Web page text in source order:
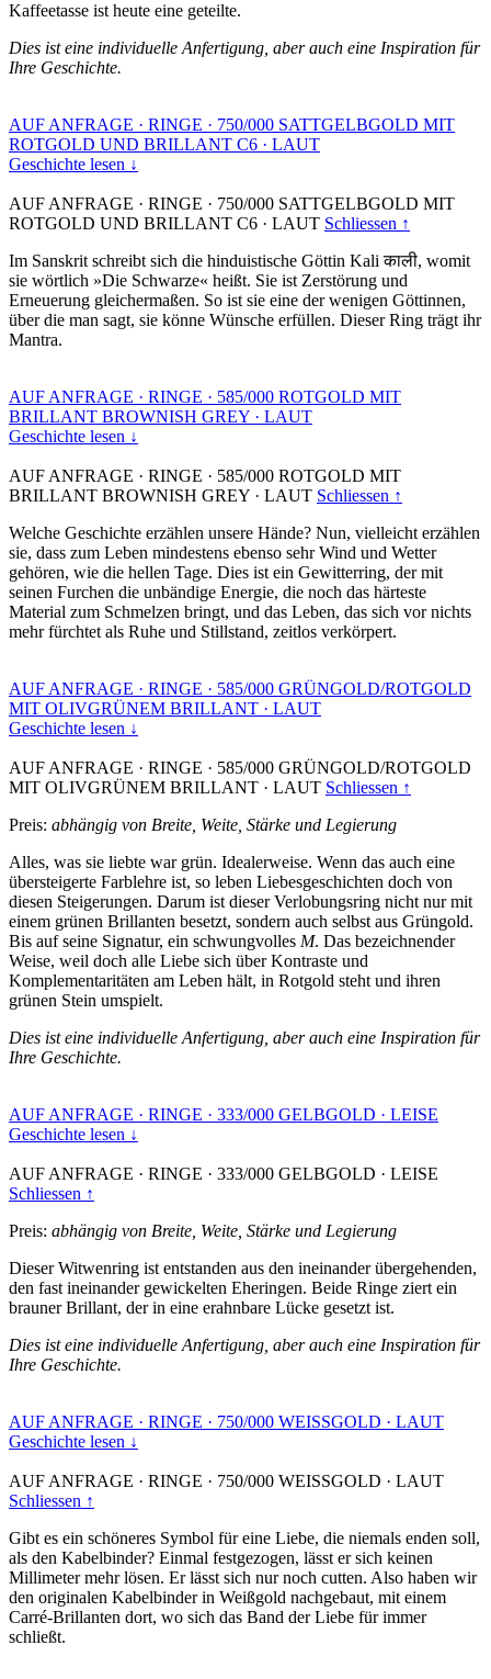
Kaffeetasse ist heute eine geteilte.
Dies ist eine individuelle Anfertigung, aber auch eine Inspiration für
Ihre Geschichte.
AUF ANFRAGE · RINGE · 750/000 SATTGELBGOLD MIT
ROTGOLD UND BRILLANT C6 · LAUT
Geschichte lesen ↓
AUF ANFRAGE · RINGE · 750/000 SATTGELBGOLD MIT
ROTGOLD UND BRILLANT C6 · LAUT Schliessen ↑
Im Sanskrit schreibt sich die hinduistische Göttin Kali काली, womit
sie wörtlich »Die Schwarze« heißt. Sie ist Zerstörung und
Erneuerung gleichermaßen. So ist sie eine der wenigen Göttinnen,
über die man sagt, sie könne Wünsche erfüllen. Dieser Ring trägt ihr
Mantra.
AUF ANFRAGE · RINGE · 585/000 ROTGOLD MIT
BRILLANT BROWNISH GREY · LAUT
Geschichte lesen ↓
AUF ANFRAGE · RINGE · 585/000 ROTGOLD MIT
BRILLANT BROWNISH GREY · LAUT Schliessen ↑
Welche Geschichte erzählen unsere Hände? Nun, vielleicht erzählen
sie, dass zum Leben mindestens ebenso sehr Wind und Wetter
gehören, wie die hellen Tage. Dies ist ein Gewitterring, der mit
seinen Furchen die unbändige Energie, die noch das härteste
Material zum Schmelzen bringt, und das Leben, das sich vor nichts
mehr fürchtet als Ruhe und Stillstand, zeitlos verkörpert.
AUF ANFRAGE · RINGE · 585/000 GRÜNGOLD/ROTGOLD
MIT OLIVGRÜNEM BRILLANT · LAUT
Geschichte lesen ↓
AUF ANFRAGE · RINGE · 585/000 GRÜNGOLD/ROTGOLD
MIT OLIVGRÜNEM BRILLANT · LAUT Schliessen ↑
Preis: abhängig von Breite, Weite, Stärke und Legierung
Alles, was sie liebte war grün. Idealerweise. Wenn das auch eine
übersteigerte Farblehre ist, so leben Liebesgeschichten doch von
diesen Steigerungen. Darum ist dieser Verlobungsring nicht nur mit
einem grünen Brillanten besetzt, sondern auch selbst aus Grüngold.
Bis auf seine Signatur, ein schwungvolles M. Das bezeichnender
Weise, weil doch alle Liebe sich über Kontraste und
Komplementaritäten am Leben hält, in Rotgold steht und ihren
grünen Stein umspielt.
Dies ist eine individuelle Anfertigung, aber auch eine Inspiration für
Ihre Geschichte.
AUF ANFRAGE · RINGE · 333/000 GELBGOLD · LEISE
Geschichte lesen ↓
AUF ANFRAGE · RINGE · 333/000 GELBGOLD · LEISE
Schliessen ↑
Preis: abhängig von Breite, Weite, Stärke und Legierung
Dieser Witwenring ist entstanden aus den ineinander übergehenden,
den fast ineinander gewickelten Eheringen. Beide Ringe ziert ein
brauner Brillant, der in eine erahnbare Lücke gesetzt ist.
Dies ist eine individuelle Anfertigung, aber auch eine Inspiration für
Ihre Geschichte.
AUF ANFRAGE · RINGE · 750/000 WEISSGOLD · LAUT
Geschichte lesen ↓
AUF ANFRAGE · RINGE · 750/000 WEISSGOLD · LAUT
Schliessen ↑
Gibt es ein schöneres Symbol für eine Liebe, die niemals enden soll,
als den Kabelbinder? Einmal festgezogen, lässt er sich keinen
Millimeter mehr lösen. Er lässt sich nur noch cutten. Also haben wir
den originalen Kabelbinder in Weißgold nachgebaut, mit einem
Carré-Brillanten dort, wo sich das Band der Liebe für immer
schließt.